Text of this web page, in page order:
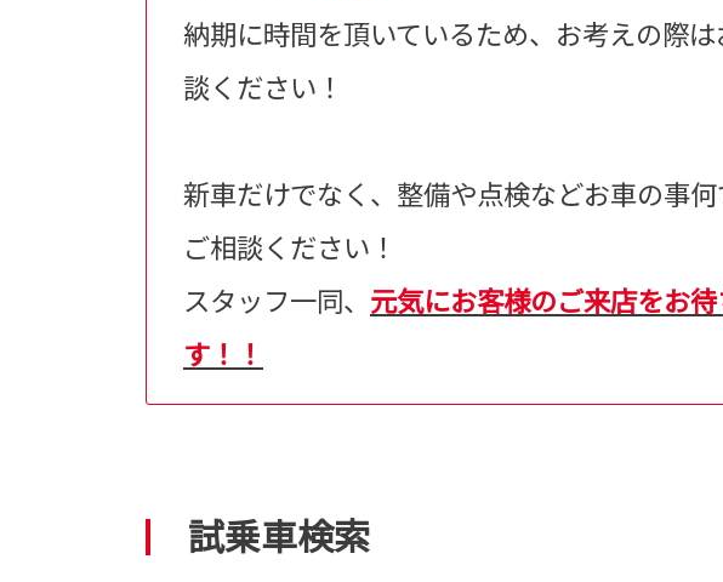
納期に時間を頂いているため、お考えの際
談ください！
新車だけでなく、整備や点検などお車の事
ご相談ください！
スタッフ一同、 元気にお客様のご来店をお
す！！
試乗車検索